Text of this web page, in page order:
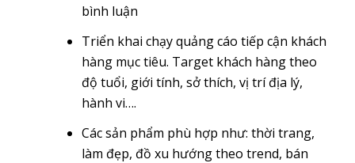
bình luận
Triển khai chạy quảng cáo tiếp cận khách
hàng mục tiêu. Target khách hàng theo
độ tuổi, giới tính, sở thích, vị trí địa lý,
hành vi….
Các sản phẩm phù hợp như: thời trang,
làm đẹp, đồ xu hướng theo trend, bán